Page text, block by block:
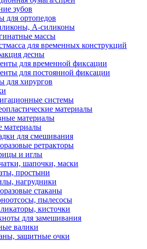
зубов
для ортопедов
А-силиконы
массы
для временных конструкций
десны
для временной фиксации
для постоянной фиксации
для хирургов
системы
материалы
материалы
материалы
для смешивания
ретракторы
и иглы
шапочки, маски
простыни
нагрудники
стаканы
пылесосы
кисточки
для замешивания
валики
защитные очки